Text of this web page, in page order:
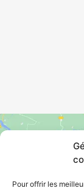
Pour offrir les